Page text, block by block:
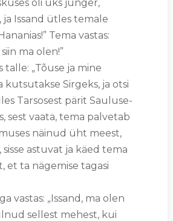
oli üks jünger,
ja Issand ütles temale
Tema vastas:
ma olen!”
talle: „Tõuse ja mine
kutsutakse Sirgeks, ja otsi
Tarsosest pärit Sauluse-
sest vaata, tema palvetab
näinud üht meest,
sisse astuvat ja käed tema
et ta nägemise tagasi
vastas: „Issand, ma olen
sellest mehest, kui